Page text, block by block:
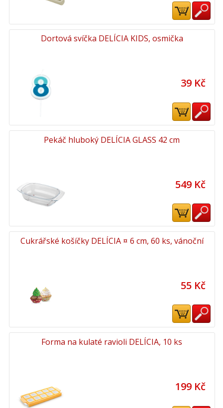
Dortová svíčka DELÍCIA KIDS, osmička
39 Kč
Pekáč hluboký DELÍCIA GLASS 42 cm
549 Kč
Cukrářské košíčky DELÍCIA ¤ 6 cm, 60 ks, vánoční
55 Kč
Forma na kulaté ravioli DELÍCIA, 10 ks
199 Kč